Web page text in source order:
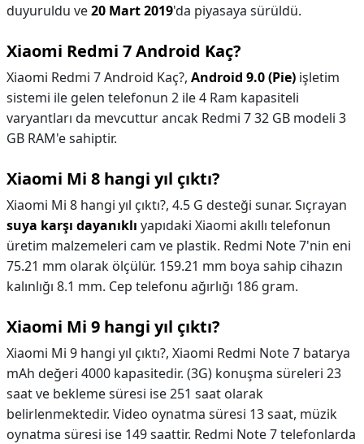
duyuruldu ve20 Mart 2019'da piyasaya sürüldü.
Xiaomi Redmi 7 Android Kaç?
Xiaomi Redmi 7 Android Kaç?, Android 9.0 (Pie) işletim
sistemi ile gelen telefonun 2 ile 4 Ram kapasiteli
varyantları da mevcuttur ancak Redmi 7 32 GB modeli 3
GB RAM'e sahiptir.
Xiaomi Mi 8 hangi yıl çıktı?
Xiaomi Mi 8 hangi yıl çıktı?, 4.5 G desteği sunar. Sıçrayan
suya karşı dayanıklı yapıdaki Xiaomi akıllı telefonun
üretim malzemeleri cam ve plastik. Redmi Note 7'nin eni
75.21 mm olarak ölçülür. 159.21 mm boya sahip cihazın
kalınlığı 8.1 mm. Cep telefonu ağırlığı 186 gram.
Xiaomi Mi 9 hangi yıl çıktı?
Xiaomi Mi 9 hangi yıl çıktı?, Xiaomi Redmi Note 7 batarya
mAh değeri 4000 kapasitedir. (3G) konuşma süreleri 23
saat ve bekleme süresi ise 251 saat olarak
belirlenmektedir. Video oynatma süresi 13 saat, müzik
oynatma süresi ise 149 saattir. Redmi Note 7 telefonlarda